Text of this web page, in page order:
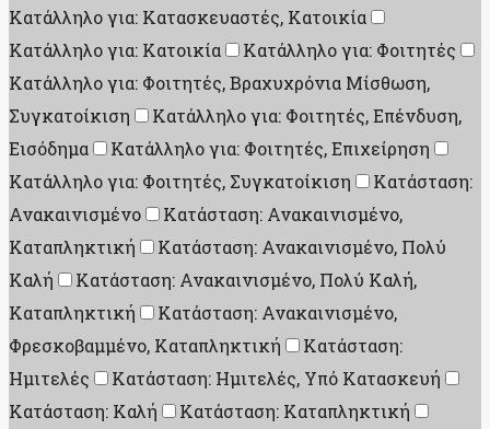
Κατάλληλο για: Κατασκευαστές, Κατοικία
Κατάλληλο για: Κατοικία
Κατάλληλο για: Φοιτητές
Κατάλληλο για: Φοιτητές, Βραχυχρόνια Μίσθωση,
Συγκατοίκιση
Κατάλληλο για: Φοιτητές, Επένδυση,
Εισόδημα
Κατάλληλο για: Φοιτητές, Επιχείρηση
Κατάλληλο για: Φοιτητές, Συγκατοίκιση
Κατάσταση:
Ανακαινισμένο
Κατάσταση: Ανακαινισμένο,
Καταπληκτική
Κατάσταση: Ανακαινισμένο, Πολύ
Καλή
Κατάσταση: Ανακαινισμένο, Πολύ Καλή,
Καταπληκτική
Κατάσταση: Ανακαινισμένο,
Φρεσκοβαμμένο, Καταπληκτική
Κατάσταση:
Ημιτελές
Κατάσταση: Ημιτελές, Υπό Κατασκευή
Κατάσταση: Καλή
Κατάσταση: Καταπληκτική